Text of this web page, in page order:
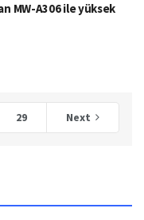
MW-A306 ile yüksek
29 Next